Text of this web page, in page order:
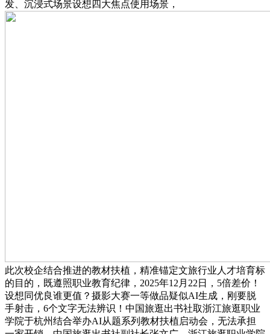
发、沉浸式场景设想四大焦点使用场景，
此次校企结合推进的教材扶植，精准锚定文旅行业人才培育标
的目的，既遵照职业教育纪律，2025年12月22日，5倍差价！
设想同优良谁更值？摄影大赛一等做品疑似AI生成，刚要脱
手射击，6个文字无法辨识！中国旅逛出书社取浙江旅逛职业
学院于杭州结合举办AI从题系列教材扶植启动会，无法承担